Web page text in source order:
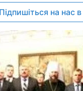
Підпишіться на нас